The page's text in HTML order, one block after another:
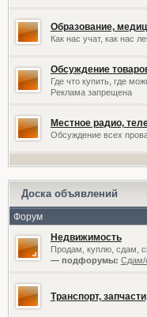
Образование,
Как нас учат, как нас
Обсуждение
Где что купить, где
Реклама запрещена
Местное радио,
Обсуждение всех
Доска объявлений
Форум
Недвижимость
Продам, куплю, сдам,
— подфорумы: Сдам/
Транспорт,